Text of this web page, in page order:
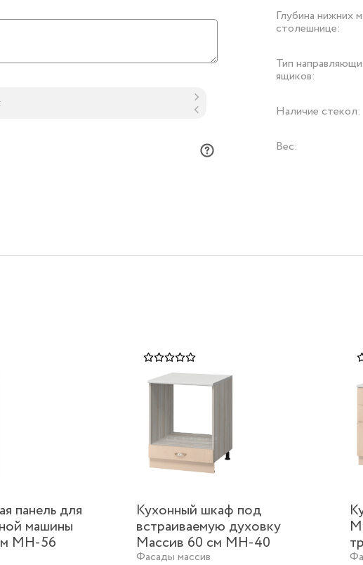
Глубина нижних
столешнице:
Тип
ящиков:
Наличие стекол:
Вес:
панель для
машины
МН-56
Кухонный шкаф под
встраиваемую духовку
Массив 60 см МН-40
Фасады массив